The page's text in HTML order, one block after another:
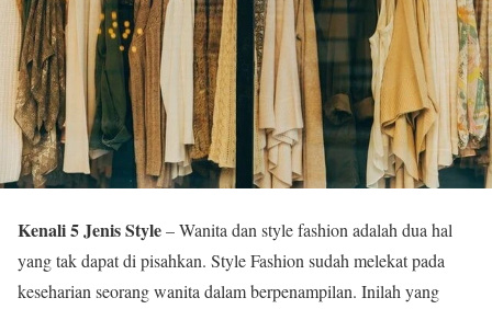
Kenali 5 Jenis Style– Wanita dan style fashion adalah dua hal
yang tak dapat di pisahkan. Style Fashion sudah melekat pada
keseharian seorang wanita dalam berpenampilan. Inilah yang